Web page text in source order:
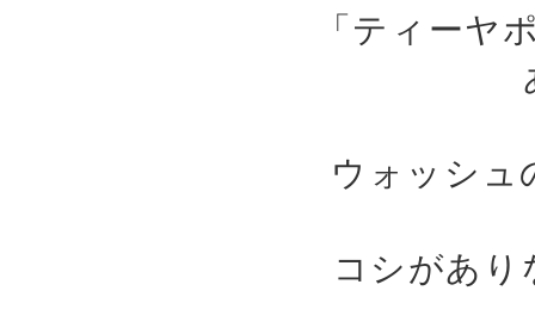
「ティーヤ
ウォッシ
コシがあ